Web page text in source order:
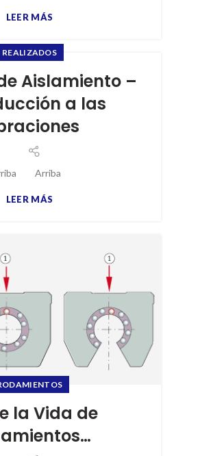
LEER MÁS
REALIZADOS
Aislamiento –
a las
Arriba
LEER MÁS
la Vida de